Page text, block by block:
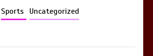
बिजली विभाग से परेशान
अनशन की चेतावनी
Sports Uncategorized